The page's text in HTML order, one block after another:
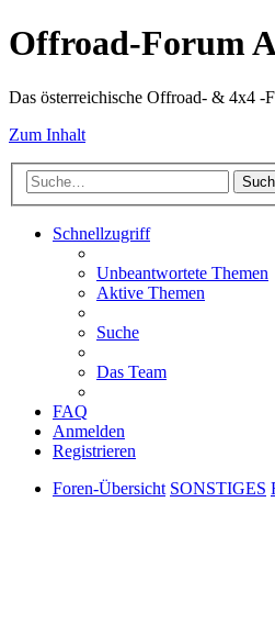
Offroad-Forum
Das österreichische Offroad- & 4x4 -
Zum Inhalt
Schnellzugriff
Unbeantwortete Themen
Aktive Themen
Suche
Das Team
FAQ
Anmelden
Registrieren
Foren-Übersicht SONSTIGES